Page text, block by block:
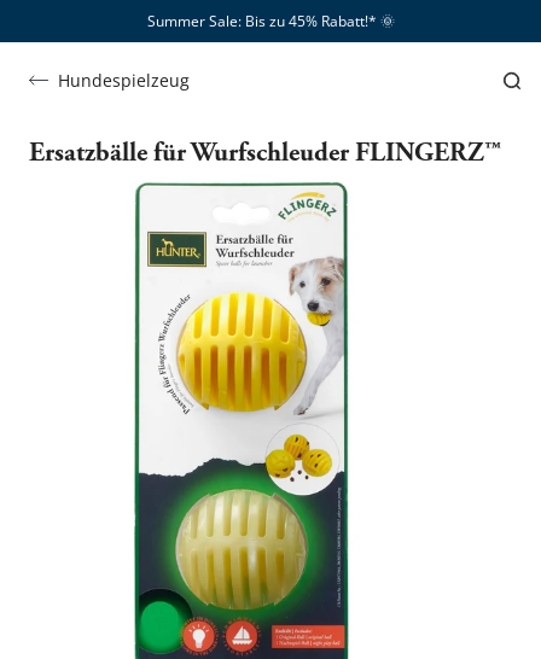
Summer Sale: Bis zu 45% Rabatt!*​ 🌞
Hundespielzeug
Ersatzbälle für Wurfschleuder FLINGERZ™